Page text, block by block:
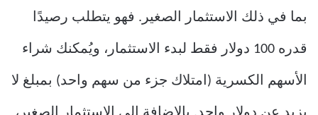
بما في ذلك الاستثمار الصغير. فهو يتطلب رصيدًا
قدره 100 دولار فقط لبدء الاستثمار، ويُمكنك شراء
الأسهم الكسرية (امتلاك جزء من سهم واحد) بمبلغ لا